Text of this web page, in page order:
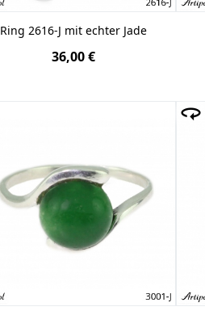
Ring 2616-J mit echter Jade
36,00 €